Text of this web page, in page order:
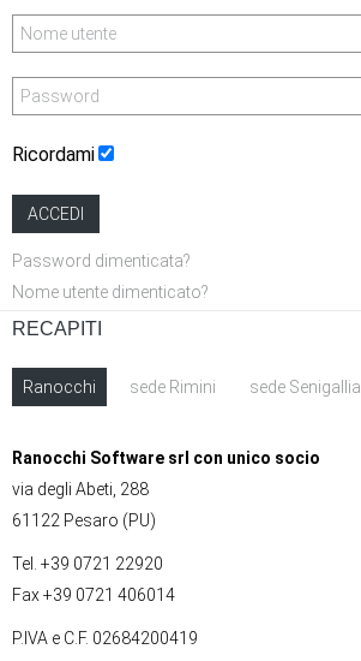
Ricordami
ACCEDI
Password dimenticata?
Nome utente dimenticato?
RECAPITI
Ranocchi sede Rimini sede Senigallia
Ranocchi Software srl con unico socio
via degli Abeti, 288
61122 Pesaro (PU)
Tel. +39 0721 22920
Fax +39 0721 406014
P.IVA e C.F. 02684200419